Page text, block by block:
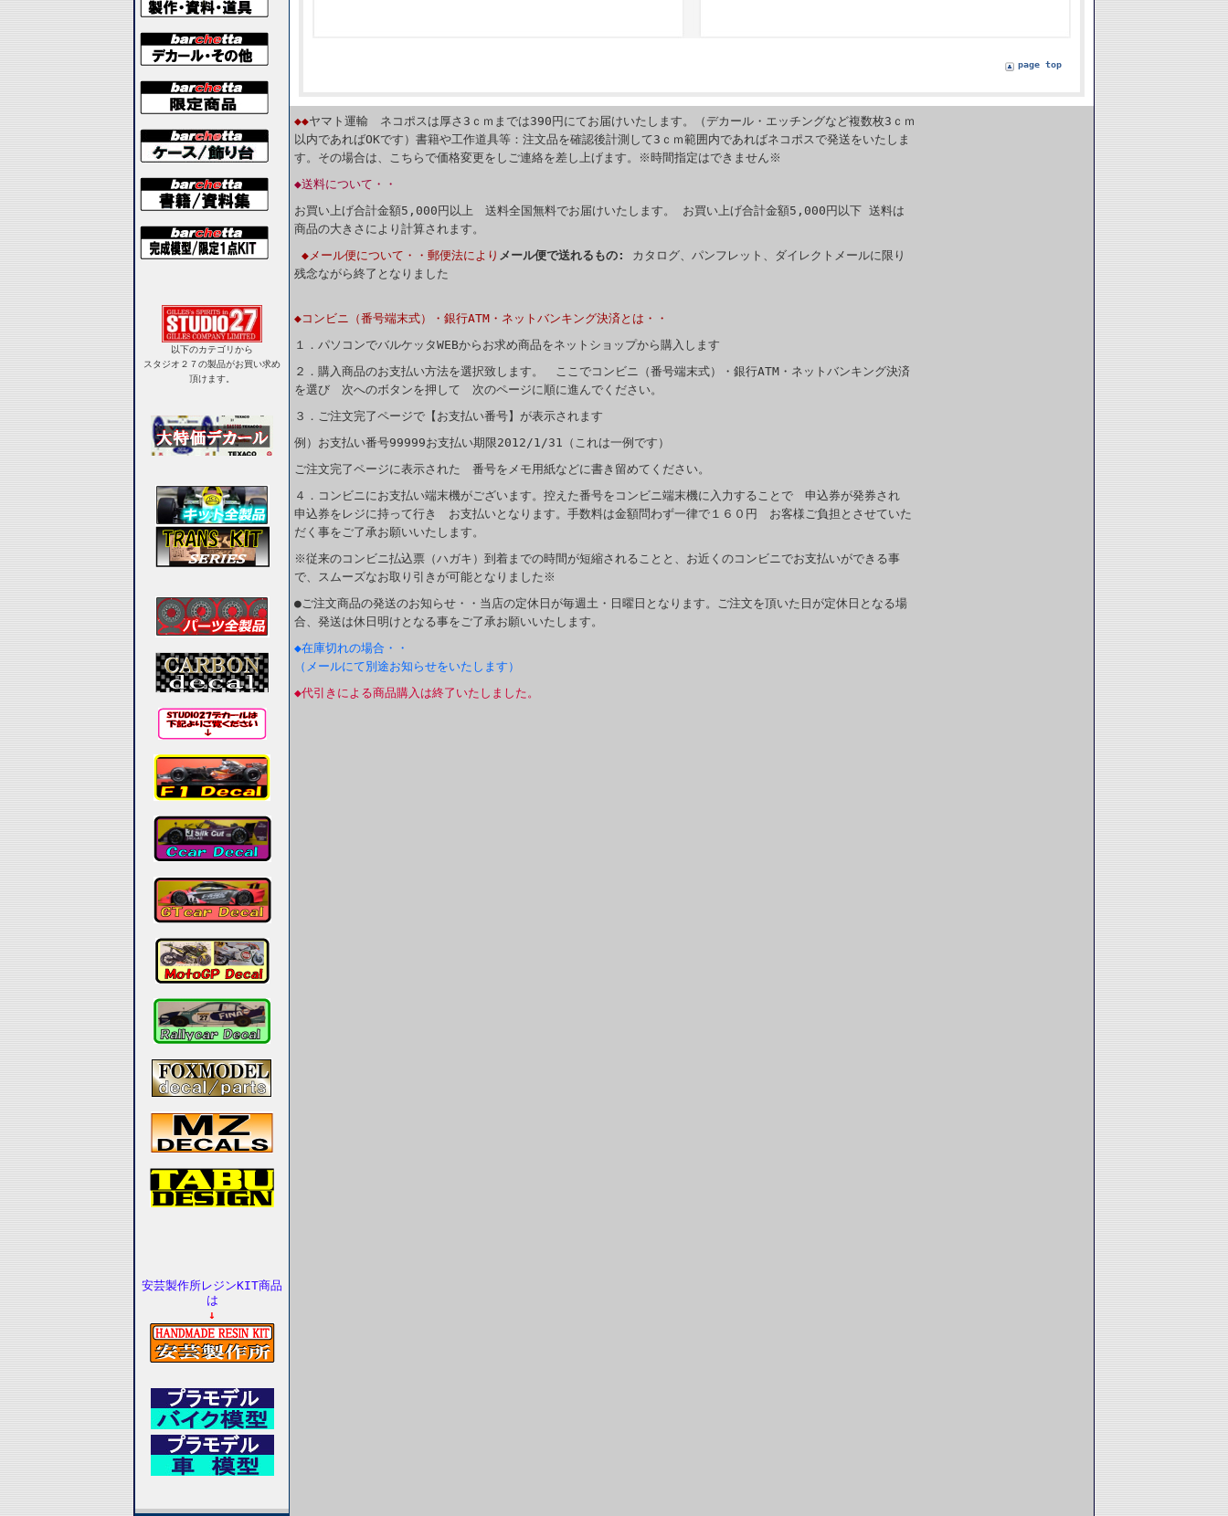
以下のカテゴリから
スタジオ２７の製品がお買い求め
頂けます。
安芸製作所レジンKIT商品
は
↓
page top
◆◆ヤマト運輸 ネコポスは厚さ3ｃｍまでは390円にてお届けいたします。（デカール・エッチングなど複数枚3ｃｍ
以内であればOKです）書籍や工作道具等：注文品を確認後計測して3ｃｍ範囲内であればネコポスで発送をいたしま
す。その場合は、こちらで価格変更をしご連絡を差し上げます。※時間指定はできません※
◆送料について・・
お買い上げ合計金額5,000円以上 送料全国無料でお届けいたします。 お買い上げ合計金額5,000円以下 送料は
商品の大きさにより計算されます。
◆メール便について・・郵便法により メール便で送れるもの:
カタログ、パンフレット、ダイレクトメールに限り
残念ながら終了となりました
◆コンビニ（番号端末式）・銀行ATM・ネットバンキング決済とは・・
１．パソコンでバルケッタWEBからお求め商品をネットショップから購入します
２．購入商品のお支払い方法を選択致します。 ここでコンビニ（番号端末式）・銀行ATM・ネットバンキング決済
を選び 次へのボタンを押して 次のページに順に進んでください。
３．ご注文完了ページで【お支払い番号】が表示されます
例）お支払い番号99999お支払い期限2012/1/31（これは一例です）
ご注文完了ページに表示された 番号をメモ用紙などに書き留めてください。
４．コンビニにお支払い端末機がございます。控えた番号をコンビニ端末機に入力することで 申込券が発券され
申込券をレジに持って行き お支払いとなります。手数料は金額問わず一律で１６０円 お客様ご負担とさせていた
だく事をご了承お願いいたします。
※従来のコンビニ払込票（ハガキ）到着までの時間が短縮されることと、お近くのコンビニでお支払いができる事
で、スムーズなお取り引きが可能となりました※
●ご注文商品の発送のお知らせ・・当店の定休日が毎週土・日曜日となります。ご注文を頂いた日が定休日となる場
合、発送は休日明けとなる事をご了承お願いいたします。
◆在庫切れの場合・・
（メールにて別途お知らせをいたします）
◆代引きによる商品購入は終了いたしました。